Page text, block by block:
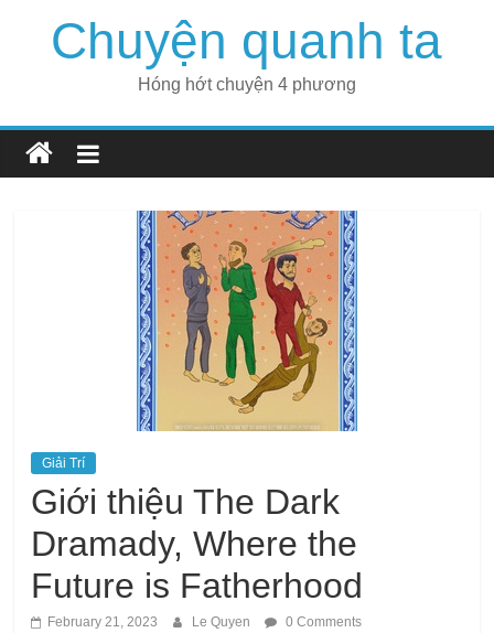
Chuyện quanh ta
Hóng hớt chuyện 4 phương
Giải Trí
Giới thiệu The Dark
Dramady, Where the
Future is Fatherhood
February 21, 2023 Le Quyen 0 Comments